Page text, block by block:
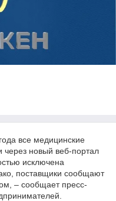
все медицинские
через новый веб-портал
исключена
поставщики сообщают
– сообщает пресс-